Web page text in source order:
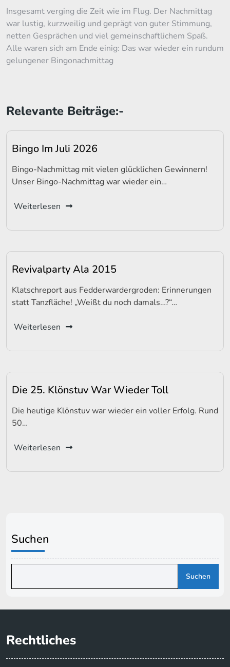
Insgesamt verging die Zeit wie im Flug. Der Nachmittag
war lustig, kurzweilig und geprägt von guter Stimmung,
netten Gesprächen und viel gemeinschaftlichem Spaß.
Alle waren sich am Ende einig: Das war wieder ein rundum
gelungener Bingonachmittag
Relevante Beiträge:-
Bingo Im Juli 2026
Bingo-Nachmittag mit vielen glücklichen Gewinnern!
Unser Bingo-Nachmittag war wieder ein…
Weiterlesen
Revivalparty Ala 2015
Klatschreport aus Fedderwardergroden: Erinnerungen
statt Tanzfläche! „Weißt du noch damals…?“…
Weiterlesen
Die 25. Klönstuv War Wieder Toll
Die heutige Klönstuv war wieder ein voller Erfolg. Rund
50…
Weiterlesen
Suchen
Suchen
Rechtliches